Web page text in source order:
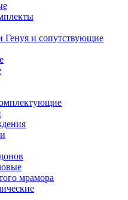
Генуя и сопутствующие
мрамора